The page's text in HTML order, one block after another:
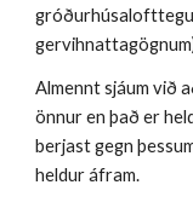
Almennt sjáum við
önnur en það er
berjast gegn
heldur áfram.